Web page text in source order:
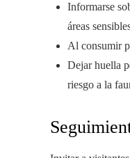
Informarse
áreas
Al consumir
Dejar huella
riesgo a la